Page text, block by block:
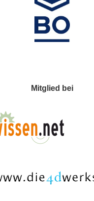
Mitglied bei